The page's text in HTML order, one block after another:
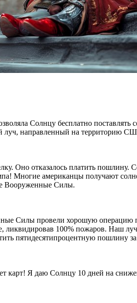
Солнцу бесплатно
направленный на территорию
Оно отказалось платить пошлину.
Многие американцы получают
Вооруженные Силы.
Силы провели хорошую операцию
ликвидировав 100% пожаров. Наш
пятидесятипроцентную пошлину
карт! Я даю Солнцу 10 дней на